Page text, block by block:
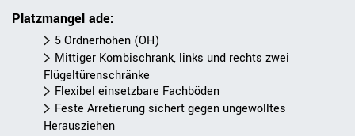
Platzmangel ade:
5 Ordnerhöhen (OH)
Mittiger Kombischrank, links und rechts zwei
Flügeltürenschränke
Flexibel einsetzbare Fachböden
Feste Arretierung sichert gegen ungewolltes
Herausziehen